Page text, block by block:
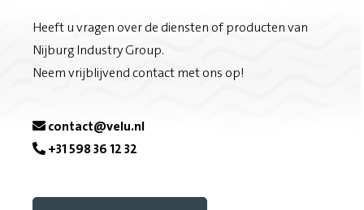
F
a
e
b
o
i
Heeft u vragen over de diensten of producten van
Nijburg Industry Group.
Neem vrijblijvend contact met ons op!
contact@velu.nl
+31 598 36 12 32